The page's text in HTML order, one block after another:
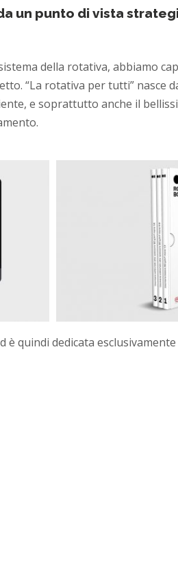
un punto di vista
della rotativa, abbiamo
“La rotativa per tutti” nasce
e soprattutto anche il
quindi dedicata